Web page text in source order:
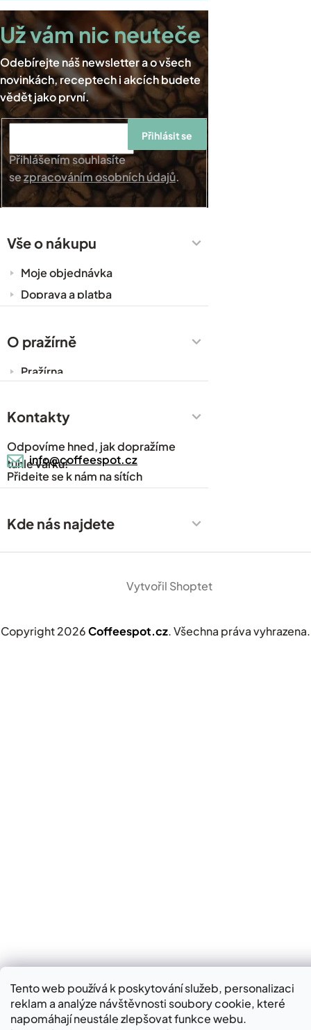
Tento web používá k poskytování služeb, personalizaci
reklam a analýze návštěvnosti soubory cookie, které
napomáhají neustále zlepšovat funkce webu.
Přihlášením souhlasíte
sezpracováním osobních údajů.
Přihlásit se
Vše o nákupu
Moje objednávka
Doprava a platba
Zakázková výroba
Ochrana osobních údajů
O pražírně
Pražírna
Prodejny
Kávový slovník
Napsali o nás
Kontakty
Kontakty
Odpovíme hned, jak dopražíme
tuhle várku!
info@coffeespot.cz
Přidejte se k nám na sítích
Kde nás najdete
Pražírna kávy v Babicích
Vytvořil Shoptet
Copyright 2026Coffeespot.cz. Všechna práva vyhrazena.